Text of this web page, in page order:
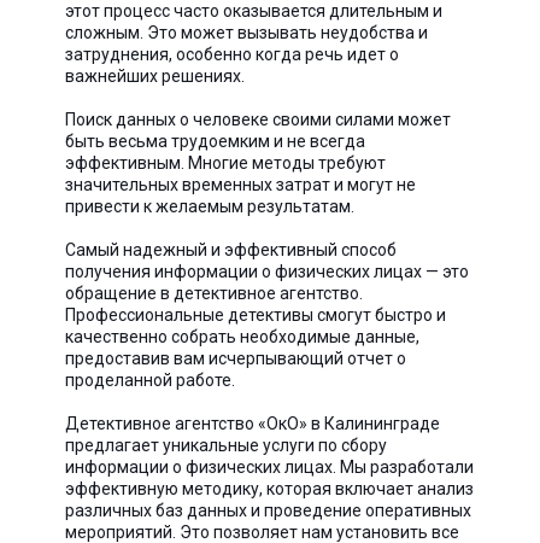
этот процесс часто оказывается длительным и
сложным. Это может вызывать неудобства и
затруднения, особенно когда речь идет о
важнейших решениях.
Поиск данных о человеке своими силами может
быть весьма трудоемким и не всегда
эффективным. Многие методы требуют
значительных временных затрат и могут не
привести к желаемым результатам.
Самый надежный и эффективный способ
получения информации о физических лицах — это
обращение в детективное агентство.
Профессиональные детективы смогут быстро и
качественно собрать необходимые данные,
предоставив вам исчерпывающий отчет о
проделанной работе.
Детективное агентство «ОкО» в Калининграде
предлагает уникальные услуги по сбору
информации о физических лицах. Мы разработали
эффективную методику, которая включает анализ
различных баз данных и проведение оперативных
мероприятий. Это позволяет нам установить все